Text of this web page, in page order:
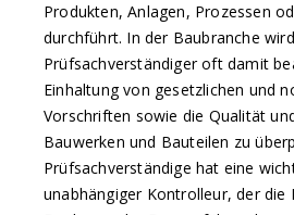
Produkten, Anlagen, Prozessen
durchführt. In der Baubranche
Prüfsachverständiger oft damit
Einhaltung von gesetzlichen und
Vorschriften sowie die Qualität
Bauwerken und Bauteilen zu
Prüfsachverständige hat eine
unabhängiger Kontrolleur, der die